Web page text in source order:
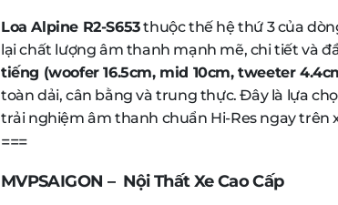
Loa Alpine R2-S653thuộc thế hệ thứ 3 của
lại chất lượng âm thanh mạnh mẽ, chi tiết và
tiếng (woofer 16.5cm, mid 10cm, tweeter
toàn dải, cân bằng và trung thực. Đây là lựa
trải nghiệm âm thanh chuẩn Hi-Res ngay trên
===
MVPSAIGON – Nội Thất Xe Cao Cấp